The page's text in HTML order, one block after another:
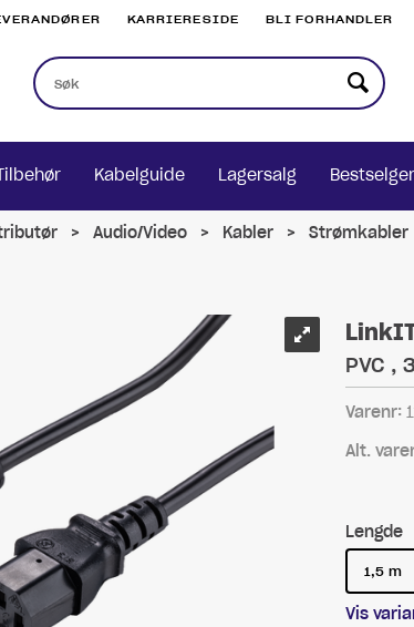
KARRIERESIDE BLI FORHANDLER
Kabelguide Lagersalg
> Audio/Video > Kabler > Strømkabler
PVC ,
Varenr:
Alt.
Lengde
1,5 m
Vis